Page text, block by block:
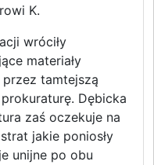
K.
wróciły
materiały
przez tamtejszą
Dębicka
zaś oczekuje na
jakie poniosły
unijne po obu